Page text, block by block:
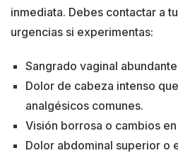
inmediata. Debes contactar a
urgencias si experimentas:
Sangrado vaginal
Dolor de cabeza intenso
analgésicos comunes.
Visión borrosa o cambios
Dolor abdominal superior o